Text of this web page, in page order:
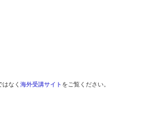
なく 海外受講サイト をご覧ください。